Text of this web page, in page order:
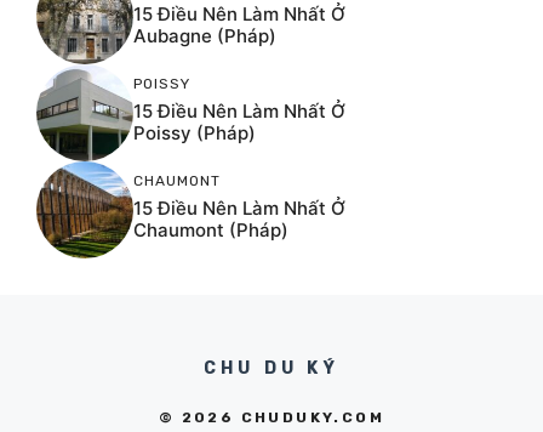
15 Điều Nên Làm Nhất Ở
Aubagne (Pháp)
POISSY
15 Điều Nên Làm Nhất Ở
Poissy (Pháp)
CHAUMONT
15 Điều Nên Làm Nhất Ở
Chaumont (Pháp)
CHU DU KÝ
© 2026 CHUDUKY.COM